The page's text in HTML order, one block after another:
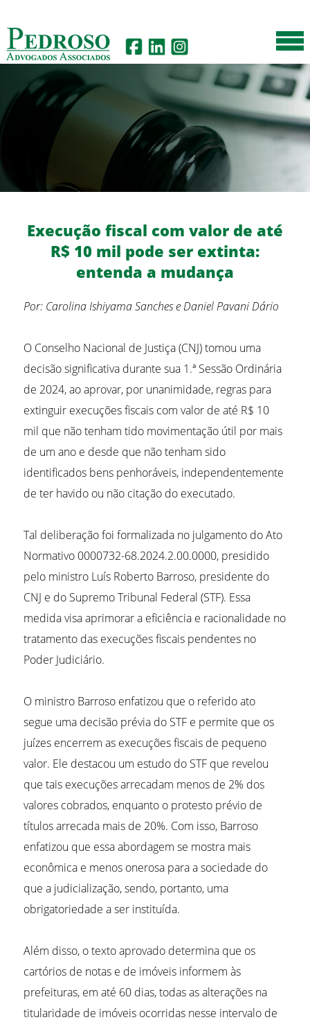
Execução fiscal com valor de até
R$ 10 mil pode ser extinta:
entenda a mudança
Por: Carolina Ishiyama Sanches e Daniel Pavani Dário
O Conselho Nacional de Justiça (CNJ) tomou uma
decisão significativa durante sua 1.ª Sessão Ordinária
de 2024, ao aprovar, por unanimidade, regras para
extinguir execuções fiscais com valor de até R$ 10
mil que não tenham tido movimentação útil por mais
de um ano e desde que não tenham sido
identificados bens penhoráveis, independentemente
de ter havido ou não citação do executado.
Tal deliberação foi formalizada no julgamento do Ato
Normativo 0000732-68.2024.2.00.0000, presidido
pelo ministro Luís Roberto Barroso, presidente do
CNJ e do Supremo Tribunal Federal (STF). Essa
medida visa aprimorar a eficiência e racionalidade no
tratamento das execuções fiscais pendentes no
Poder Judiciário.
O ministro Barroso enfatizou que o referido ato
segue uma decisão prévia do STF e permite que os
juízes encerrem as execuções fiscais de pequeno
valor. Ele destacou um estudo do STF que revelou
que tais execuções arrecadam menos de 2% dos
valores cobrados, enquanto o protesto prévio de
títulos arrecada mais de 20%. Com isso, Barroso
enfatizou que essa abordagem se mostra mais
econômica e menos onerosa para a sociedade do
que a judicialização, sendo, portanto, uma
obrigatoriedade a ser instituída.
Além disso, o texto aprovado determina que os
cartórios de notas e de imóveis informem às
prefeituras, em até 60 dias, todas as alterações na
titularidade de imóveis ocorridas nesse intervalo de